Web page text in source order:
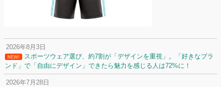
2026年8月3日
NEW!
スポーツウェア選び、約7割が「デザインを重視」。「好きなブラ
ンド」で「自由にデザイン」できたら魅力を感じる人は72%に！
2026年7月28日